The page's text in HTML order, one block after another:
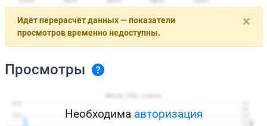
×
Идёт перерасчёт данных — показатели
просмотров временно недоступны.
Просмотры
Необходима авторизация